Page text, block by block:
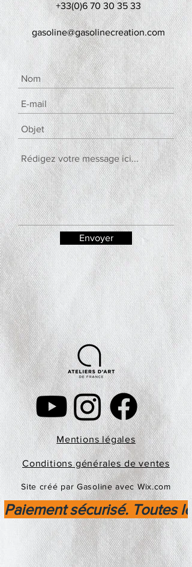
+33(0)6 70 30 35 33
gasoline@gasolinecreation.com
Envoyer
Mentions légales
Conditions générales de ventes
Site créé par Gasoline avec Wix.com
Paiement sécurisé. Toutes